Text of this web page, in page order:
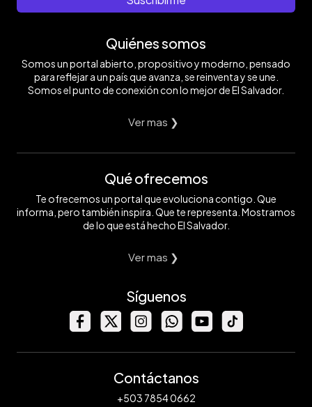
Quiénes somos
Somos un portal abierto, propositivo y moderno, pensado
para reflejar a un país que avanza, se reinventa y se une.
Somos el punto de conexión con lo mejor de El Salvador.
Ver mas ❯
Qué ofrecemos
Te ofrecemos un portal que evoluciona contigo. Que
informa, pero también inspira. Que te representa. Mostramos
de lo que está hecho El Salvador.
Ver mas ❯
Síguenos
Contáctanos
+503 7854 0662